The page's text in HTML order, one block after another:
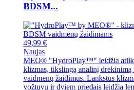
BDSM...
49,99 €
Naujas
MEO® "HydroPlay™" leidžia
klizmas, tikslingą analinį
vaidmenų žaidimus. Lankstus
vožtuvu ir dviem priedais leidžia